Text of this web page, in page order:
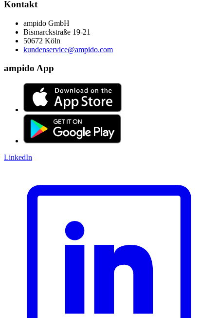
Kontakt
ampido GmbH
Bismarckstraße 19-21
50672 Köln
kundenservice@ampido.com
ampido App
LinkedIn